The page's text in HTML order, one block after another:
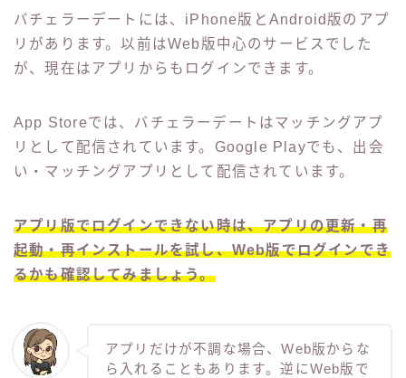
バチェラーデートには、iPhone版とAndroid版のアプ
リがあります。以前はWeb版中心のサービスでした
が、現在はアプリからもログインできます。
App Storeでは、バチェラーデートはマッチングアプ
リとして配信されています。Google Playでも、出会
い・マッチングアプリとして配信されています。
アプリ版でログインできない時は、アプリの更新・再
起動・再インストールを試し、Web版でログインでき
るかも確認してみましょう。
アプリだけが不調な場合、Web版からな
ら入れることもあります。逆にWeb版で